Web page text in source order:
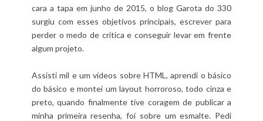
cara a tapa em junho de 2015, o blog Garota do 330
surgiu com esses objetivos principais, escrever para
perder o medo de critica e conseguir levar em frente
algum projeto.
Assisti mil e um vídeos sobre HTML, aprendi o básico
do básico e montei um layout horroroso, todo cinza e
preto, quando finalmente tive coragem de publicar a
minha primeira resenha, foi sobre um esmalte. Pedi